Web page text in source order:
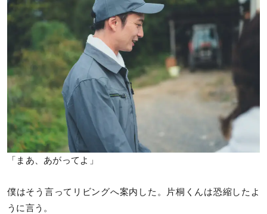
「まあ、あがってよ」
僕はそう言ってリビングへ案内した。片桐くんは恐縮したよ
うに言う。